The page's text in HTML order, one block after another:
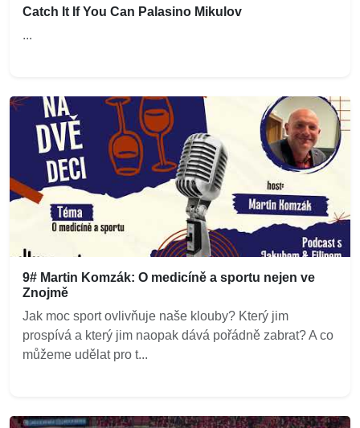
Catch It If You Can Palasino Mikulov
...
9# Martin Komzák: O medicíně a sportu nejen ve
Znojmě
Jak moc sport ovlivňuje naše klouby? Který jim
prospívá a který jim naopak dává pořádně zabrat? A co
můžeme udělat pro t...